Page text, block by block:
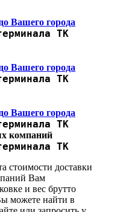
Вашего города
ТК
Вашего города
ТК
Вашего города
ТК
компаний
ТК
стоимости доставки
Вам
и вес брутто
можете найти в